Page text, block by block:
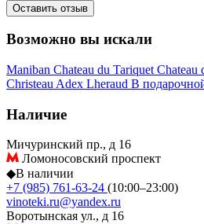
Оставить отзыв
Возможно вы искали
Maniban Chateau du Tariquet Chateau
Christeau Adex Lheraud В
Наличие
Мичуринский пр., д 16
Ломоносовский проспект
◆В наличии
+7 (985) 761-63-24 (10:00–23:00)
vinoteki.ru@yandex.ru
Воротынская ул., д 16